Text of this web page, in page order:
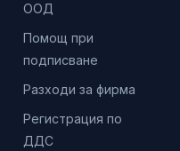
ООД
Помощ при
подписване
Разходи за фирма
Регистрация по
ДДС